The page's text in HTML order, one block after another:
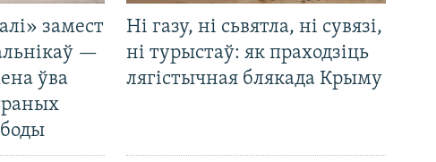
замест
—
ўва
Ні газу, ні сьвятла, ні сувязі,
ні турыстаў: як праходзіць
лягістычная блякада Крыму